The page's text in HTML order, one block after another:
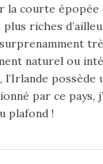
courte épopée
riches
naturel ou
l’Irlande
par ce
plafond !